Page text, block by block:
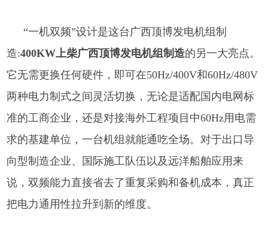
“一机双频”设计是这台 广西顶博发电机组制
造:400KW上柴广西顶博发电机组制造的另一大亮点。
它无需更换任何硬件，即可在50Hz/400V和60Hz/480V
两种电力制式之间灵活切换，无论是适配国内电网标
准的工商企业，还是对接海外工程项目中60Hz用电需
求的基建单位，一台机组就能通吃全场。对于出口导
向型制造企业、国际施工队伍以及远洋船舶应用来
说，双频能力直接省去了重复采购和备机成本，真正
把电力通用性拉升到新的维度。